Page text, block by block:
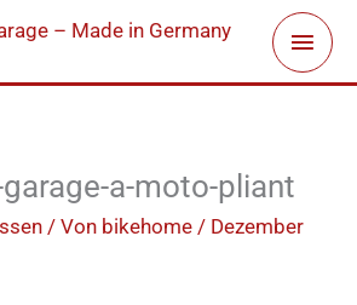
garage-a-moto-pliant
/ Von bikehome / Dezember